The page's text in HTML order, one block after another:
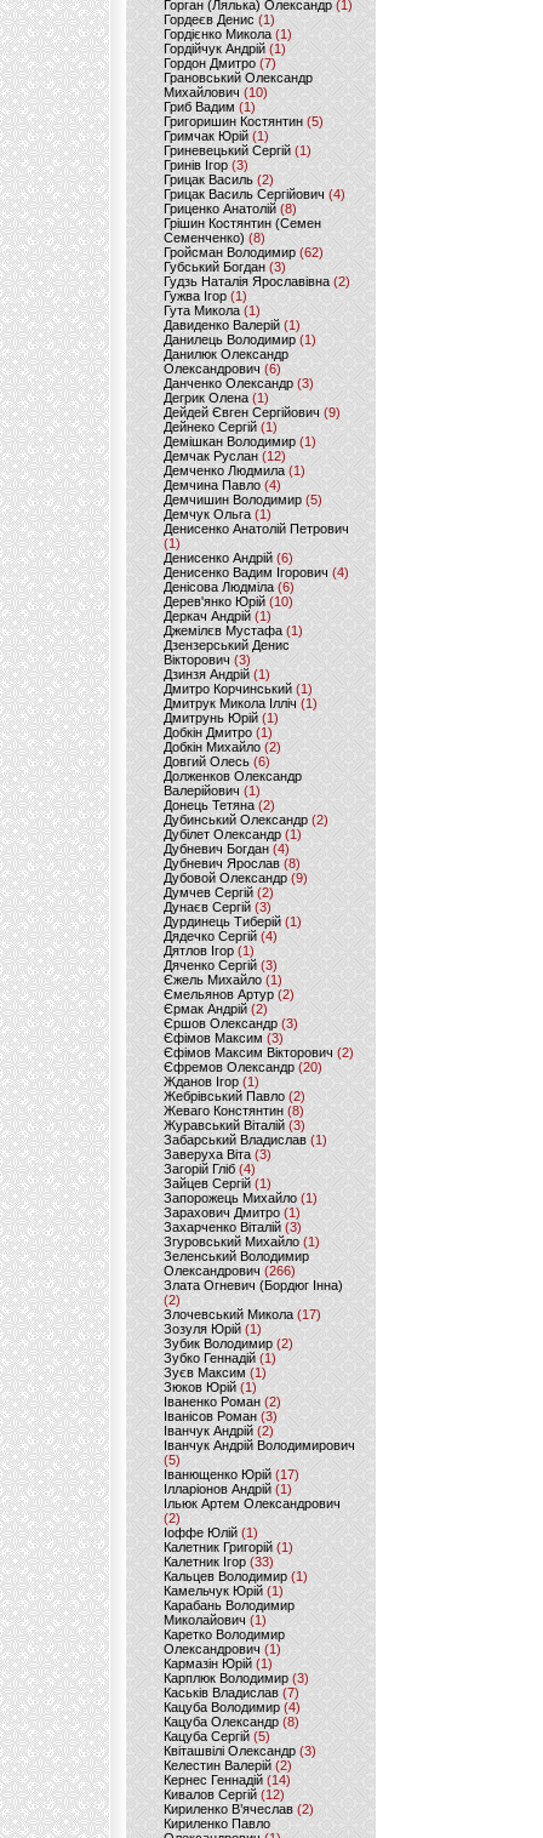
Горган (Лялька) Олександр(1)
Гордеєв Денис (1)
Гордієнко Микола (1)
Гордійчук Андрій (1)
Гордон Дмитро (7)
Грановський Олександр
Михайлович (10)
Гриб Вадим (1)
Григоришин Костянтин (5)
Гримчак Юрій(1)
Гриневецький Сергій(1)
Гринів Ігор (3)
Грицак Василь (2)
Грицак Василь Сергійович (4)
Гриценко Анатолій (8)
Грішин Костянтин (Семен
Семенченко)(8)
Гройсман Володимир(62)
Губський Богдан (3)
Гудзь Наталія Ярославівна(2)
Гужва Ігор (1)
Гута Микола (1)
Давиденко Валерій (1)
Данилець Володимир(1)
Данилюк Олександр
Олександрович (6)
Данченко Олександр (3)
Дегрик Олена(1)
Дейдей Євген Сергійович(9)
Дейнеко Сергій (1)
Демішкан Володимир(1)
Демчак Руслан (12)
Демченко Людмила (1)
Демчина Павло (4)
Демчишин Володимир (5)
Демчук Ольга(1)
Денисенко Анатолій Петрович
(1)
Денисенко Андрій (6)
Денисенко Вадим Ігорович (4)
Денісова Людміла(6)
Дерев'янко Юрій(10)
Деркач Андрій(1)
Джемілєв Мустафа (1)
Дзензерський Денис
Вікторович (3)
Дзинзя Андрій (1)
Дмитро Корчинський (1)
Дмитрук Микола Ілліч (1)
Дмитрунь Юрій (1)
Добкін Дмитро(1)
Добкін Михайло (2)
Довгий Олесь (6)
Долженков Олександр
Валерійович (1)
Донець Тетяна (2)
Дубинський Олександр(2)
Дубілет Олександр (1)
Дубневич Богдан (4)
Дубневич Ярослав (8)
Дубовой Олександр(9)
Думчев Сергій (2)
Дунаєв Сергій(3)
Дурдинець Тиберій (1)
Дядечко Сергій (4)
Дятлов Ігор (1)
Дяченко Сергій (3)
Єжель Михайло (1)
Ємельянов Артур (2)
Єрмак Андрій (2)
Єршов Олександр (3)
Єфімов Максим (3)
Єфімов Максим Вікторович (2)
Єфремов Олександр (20)
Жданов Ігор (1)
Жебрівський Павло (2)
Жеваго Констянтин (8)
Журавський Віталій (3)
Забарський Владислав (1)
Заверуха Віта (3)
Загорій Гліб (4)
Зайцев Сергій(1)
Запорожець Михайло (1)
Зарахович Дмитро (1)
Захарченко Віталій (3)
Згуровський Михайло (1)
Зеленський Володимир
Олександрович (266)
Злата Огневич (Бордюг Інна)
(2)
Злочевський Микола(17)
Зозуля Юрій (1)
Зубик Володимир (2)
Зубко Геннадій (1)
Зуєв Максим(1)
Зюков Юрій (1)
Іваненко Роман (2)
Іванісов Роман (3)
Іванчук Андрій(2)
Іванчук Андрій Володимирович
(5)
Іванющенко Юрій (17)
Ілларіонов Андрій (1)
Ільюк Артем Олександрович
(2)
Іоффе Юлій (1)
Калетник Григорій(1)
Калетник Ігор (33)
Кальцев Володимир(1)
Камельчук Юрій (1)
Карабань Володимир
Миколайович (1)
Каретко Володимир
Олександрович (1)
Кармазін Юрій(1)
Карплюк Володимир(3)
Каськів Владислав (7)
Кацуба Володимир (4)
Кацуба Олександр (8)
Кацуба Сергій (5)
Квіташвілі Олександр(3)
Келестин Валерій(2)
Кернес Геннадій (14)
Кивалов Сергій (12)
Кириленко В’ячеслав (2)
Кириленко Павло